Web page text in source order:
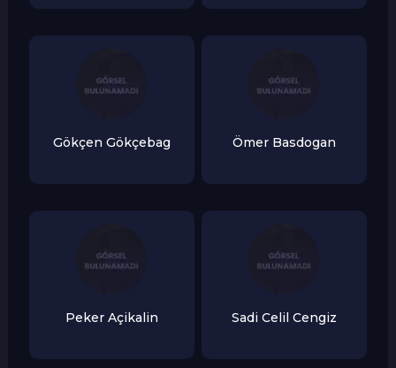
Gökçen Gökçebag Ömer Basdogan
Peker Açikalin Sadi Celil Cengiz